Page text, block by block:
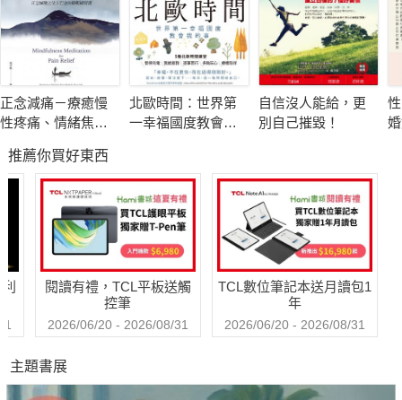
正念減痛－療癒慢
性疼痛、情緒焦
念減壓之父卡巴金
的靜觀練習課
北歐時間：世界第
一幸福國度教會我
自信沒人能給，更
別自己摧毀！
推薦你買好東西
閱讀有禮，TCL平板送觸
控筆
2026/06/20 - 2026/08/31
TCL數位筆記本送月讀包1
年
2026/06/20 - 2026/08/31
主題書展